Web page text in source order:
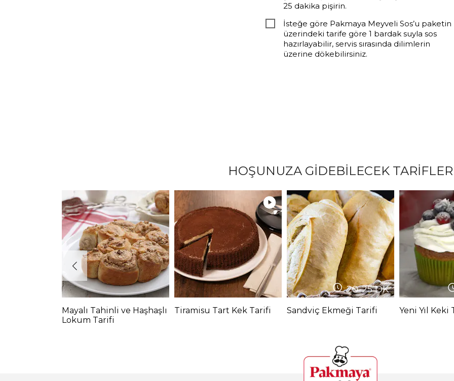
25 dakika pişirin.
İsteğe göre Pakmaya Meyveli Sos’u paketin
üzerindeki tarife göre 1 bardak suyla sos
hazırlayabilir, servis sırasında dilimlerin
üzerine dökebilirsiniz.
HOŞUNUZA GİDEBİLECEK TARİFLER
Mayalı Tahinli ve Haşhaşlı
Lokum Tarifi
Tiramisu Tart Kek Tarifi
20-25DK
Sandviç Ekmeği Tarifi Yeni Yıl Keki